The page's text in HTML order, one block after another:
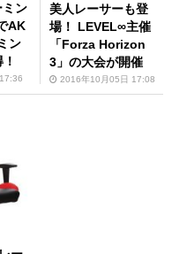
ン
AK
ン
美人レーサーも登
場！ LEVEL∞主催
「Forza Horizon
3」の大会が開催
2016年10月05日 17:08